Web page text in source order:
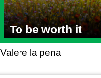
To be worth it
Valere la pena